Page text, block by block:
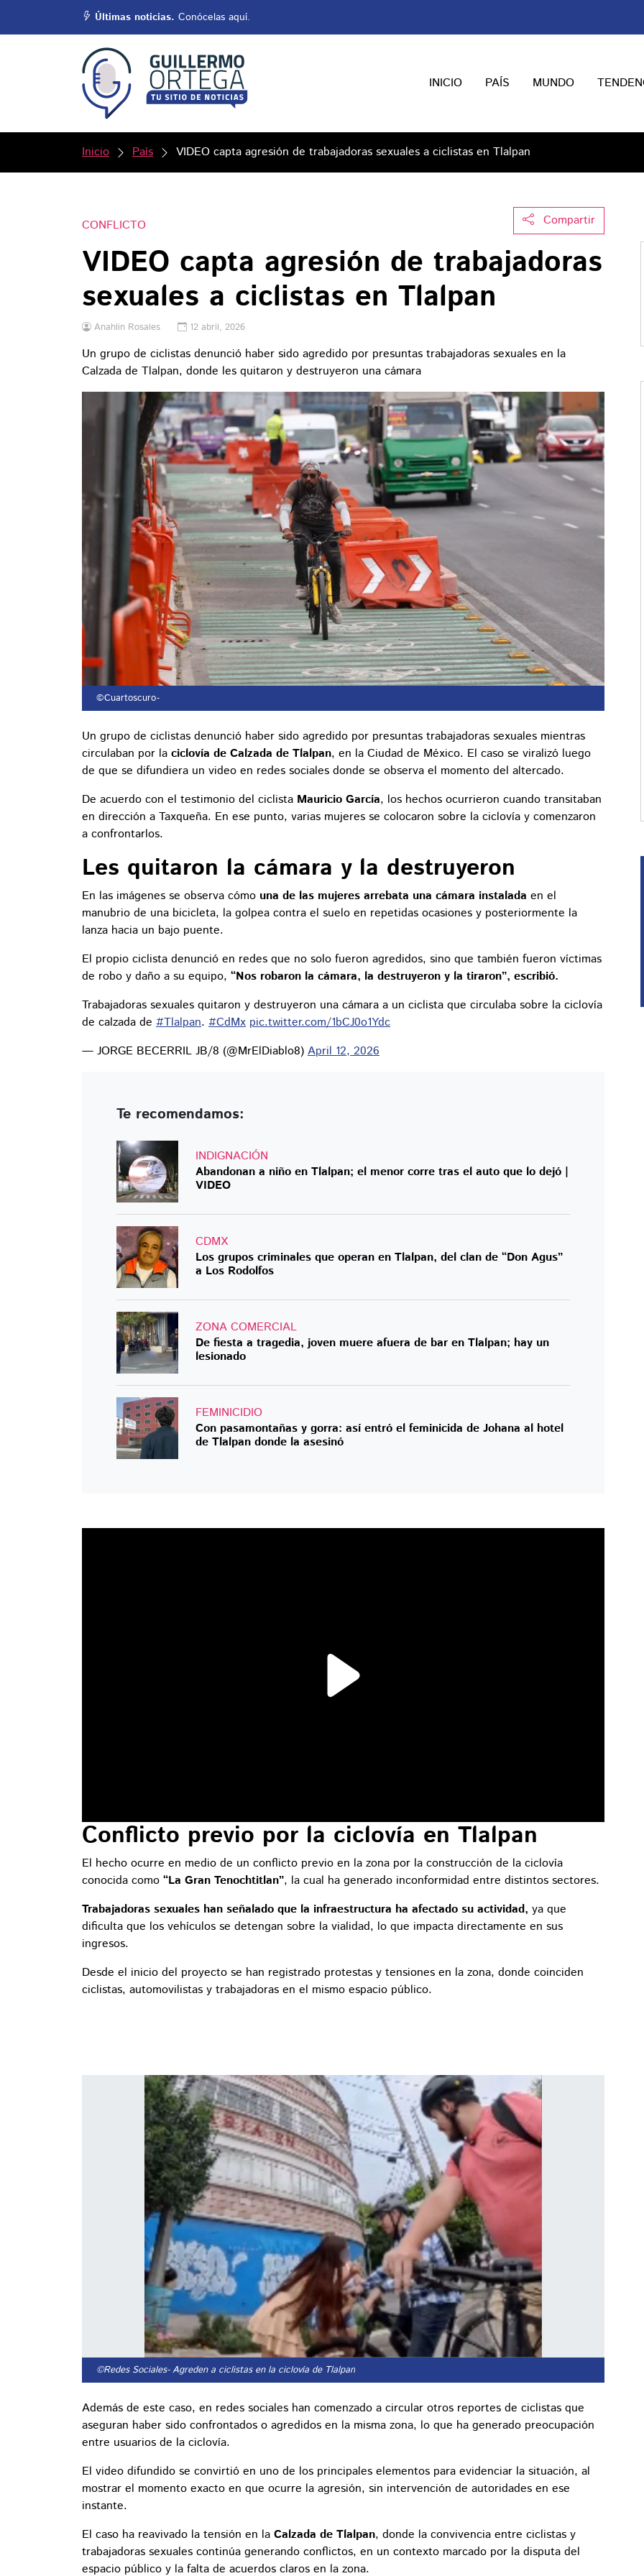
Últimas noticias. Conócelas aquí.
INICIO PAÍS MUNDO
Inicio País VIDEO capta agresión de trabajadoras sexuales a ciclistas en Tlalpan
Compartir
CONFLICTO
VIDEO capta agresión de trabajadoras
sexuales a ciclistas en Tlalpan
Anahlin Rosales 12 abril, 2026
Un grupo de ciclistas denunció haber sido agredido por presuntas trabajadoras sexuales en la
Calzada de Tlalpan, donde les quitaron y destruyeron una cámara
©Cuartoscuro-
Un grupo de ciclistas denunció haber sido agredido por presuntas trabajadoras sexuales mientras
circulaban por la ciclovía de Calzada de Tlalpan, en la Ciudad de México. El caso se viralizó luego
de que se difundiera un video en redes sociales donde se observa el momento del altercado.
De acuerdo con el testimonio del ciclista Mauricio García, los hechos ocurrieron cuando transitaban
en dirección a Taxqueña. En ese punto, varias mujeres se colocaron sobre la ciclovía y comenzaron
a confrontarlos.
Les quitaron la cámara y la destruyeron
En las imágenes se observa cómo una de las mujeres arrebata una cámara instalada en el
manubrio de una bicicleta, la golpea contra el suelo en repetidas ocasiones y posteriormente la
lanza hacia un bajo puente.
El propio ciclista denunció en redes que no solo fueron agredidos, sino que también fueron víctimas
de robo y daño a su equipo, “Nos robaron la cámara, la destruyeron y la tiraron”, escribió.
Trabajadoras sexuales quitaron y destruyeron una cámara a un ciclista que circulaba sobre la ciclovía
de calzada de #Tlalpan. #CdMx pic.twitter.com/1bCJ0o1Ydc
— JORGE BECERRIL JB/8 (@MrElDiablo8) April 12, 2026
Te recomendamos:
INDIGNACIÓN
Abandonan a niño en Tlalpan; el menor corre tras el auto que lo dejó |
VIDEO
CDMX
Los grupos criminales que operan en Tlalpan, del clan de “Don Agus”
a Los Rodolfos
ZONA COMERCIAL
De fiesta a tragedia, joven muere afuera de bar en Tlalpan; hay un
lesionado
FEMINICIDIO
Con pasamontañas y gorra: así entró el feminicida de Johana al hotel
de Tlalpan donde la asesinó
Conflicto previo por la ciclovía en Tlalpan
El hecho ocurre en medio de un conflicto previo en la zona por la construcción de la ciclovía
conocida como “La Gran Tenochtitlan”, la cual ha generado inconformidad entre distintos sectores.
Trabajadoras sexuales han señalado que la infraestructura ha afectado su actividad, ya que
dificulta que los vehículos se detengan sobre la vialidad, lo que impacta directamente en sus
ingresos.
Desde el inicio del proyecto se han registrado protestas y tensiones en la zona, donde coinciden
ciclistas, automovilistas y trabajadoras en el mismo espacio público.
©Redes Sociales- Agreden a ciclistas en la ciclovía de Tlalpan
Además de este caso, en redes sociales han comenzado a circular otros reportes de ciclistas que
aseguran haber sido confrontados o agredidos en la misma zona, lo que ha generado preocupación
entre usuarios de la ciclovía.
El video difundido se convirtió en uno de los principales elementos para evidenciar la situación, al
mostrar el momento exacto en que ocurre la agresión, sin intervención de autoridades en ese
instante.
El caso ha reavivado la tensión en la Calzada de Tlalpan, donde la convivencia entre ciclistas y
trabajadoras sexuales continúa generando conflictos, en un contexto marcado por la disputa del
espacio público y la falta de acuerdos claros en la zona.